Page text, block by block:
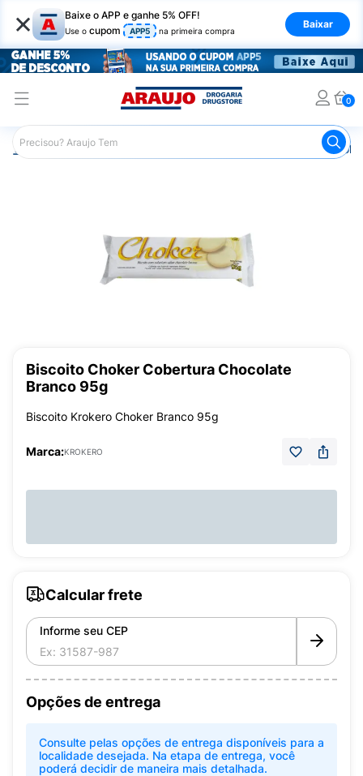
× Baixe o APP e ganhe 5% OFF!
Use o cupom APP5 na primeira compra
Baixar
0
Araujo Mercado Biscoito e
Biscoito Choker Cobertura Chocolate
Branco 95g
Biscoito Krokero Choker Branco 95g
Marca:KROKERO
Calcular frete
Informe seu CEP
Opções de entrega
Consulte pelas opções de entrega disponíveis para a
localidade desejada. Na etapa de entrega, você
poderá decidir de maneira mais detalhada.